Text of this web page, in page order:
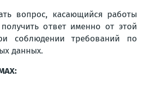
вопрос, касающийся работы
ответ именно от этой
соблюдении требований по
данных.